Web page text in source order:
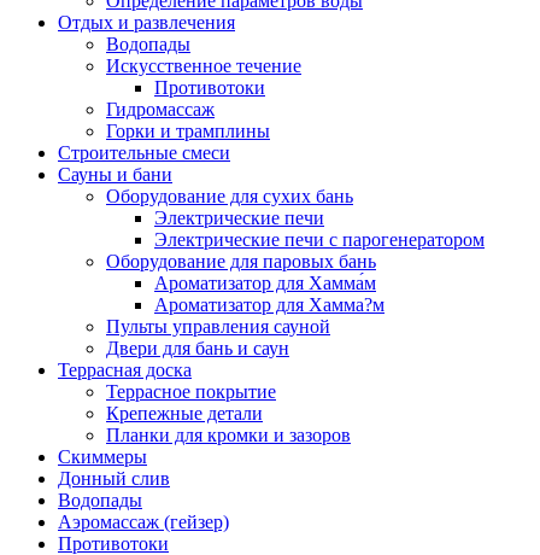
Отдых и развлечения
Водопады
Искусственное течение
Противотоки
Гидромассаж
Горки и трамплины
Строительные смеси
Сауны и бани
Оборудование для сухих бань
Электрические печи
Электрические печи с парогенератором
Оборудование для паровых бань
Ароматизатор для Хамма́м
Ароматизатор для Хамма?м
Пульты управления сауной
Двери для бань и саун
Террасная доска
Террасное покрытие
Крепежные детали
Планки для кромки и зазоров
Скиммеры
Донный слив
Водопады
Аэромассаж (гейзер)
Противотоки